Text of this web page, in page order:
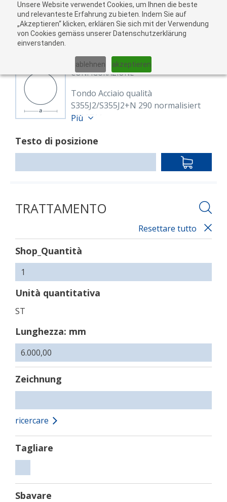
Unsere Website verwendet Cookies, um Ihnen die beste
und relevanteste Erfahrung zu bieten. Indem Sie auf
„Akzeptieren“ klicken, erklären Sie sich mit der Verwendung
von Cookies gemäss unserer Datenschutzerklärung
einverstanden.
ablehnen akzeptieren
01 02
CONFIGURAZIONE
Tondo Acciaio qualità
S355J2/S355J2+N 290 normalisiert
8606711
EN 10025-2, EN 10060
warmgewalzt, normalisiert
Più
Testo di posizione
IN
TRATTAMENTO
Resettare tutto
Shop_Quantità
Unità quantitativa
ST
Lunghezza: mm
Zeichnung
ricercare
Tagliare
Sbavare